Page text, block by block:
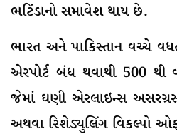
ભટિંડાનો સમાવેશ થાય છે.
ભારત અને પાકિસ્તાન વચ્ચે
એરપોર્ટ બંધ થવાથી 500
જેમાં ઘણી એરલાઇન્સ
અથવા રિશેડ્યુલિંગ વિકલ્પો